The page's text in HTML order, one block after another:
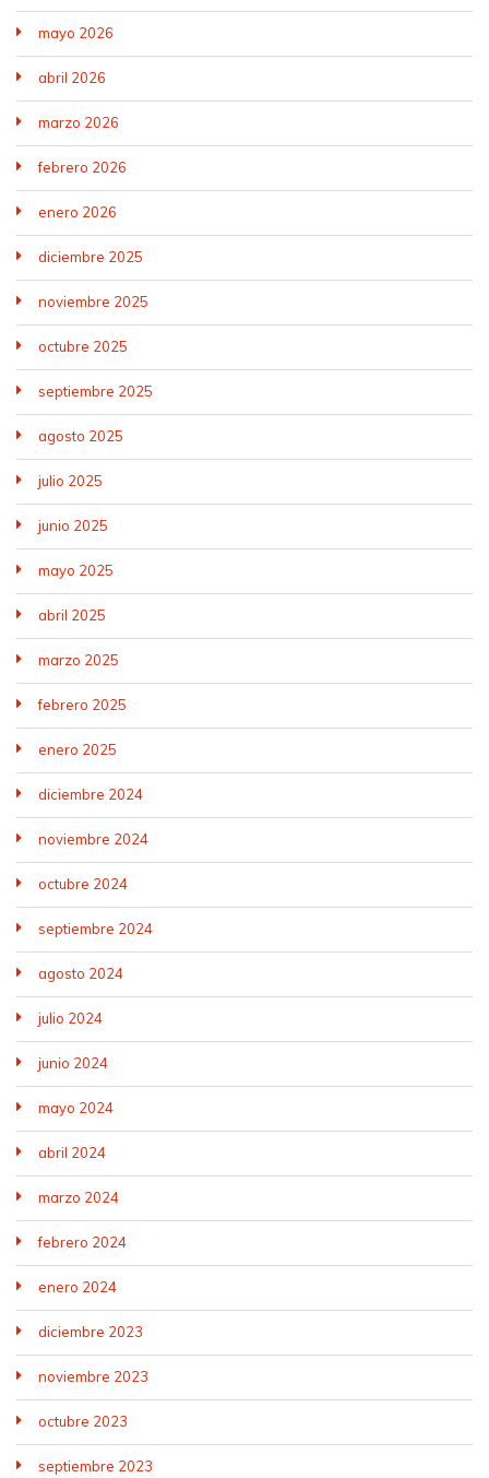
mayo 2026
abril 2026
marzo 2026
febrero 2026
enero 2026
diciembre 2025
noviembre 2025
octubre 2025
septiembre 2025
agosto 2025
julio 2025
junio 2025
mayo 2025
abril 2025
marzo 2025
febrero 2025
enero 2025
diciembre 2024
noviembre 2024
octubre 2024
septiembre 2024
agosto 2024
julio 2024
junio 2024
mayo 2024
abril 2024
marzo 2024
febrero 2024
enero 2024
diciembre 2023
noviembre 2023
octubre 2023
septiembre 2023